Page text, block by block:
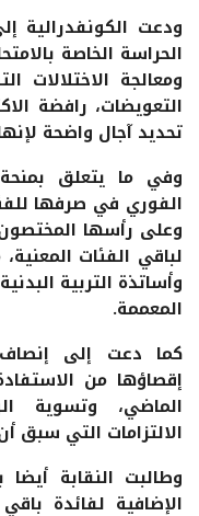
ودعت الكونفدرالية
الحراسة الخاصة
ومعالجة
التعويضات، رافضة
تحديد آجال واضحة
وفي ما يتعلق بمنحة
الفوري في صرفها
وعلى رأسها المختصون
لباقي الفئات
وأساتذة التربية
المعممة.
كما دعت إلى
إقصاؤها من
الماضي، وتسوية
الالتزامات التي سبق
وطالبت النقابة
الإضافية لفائدة